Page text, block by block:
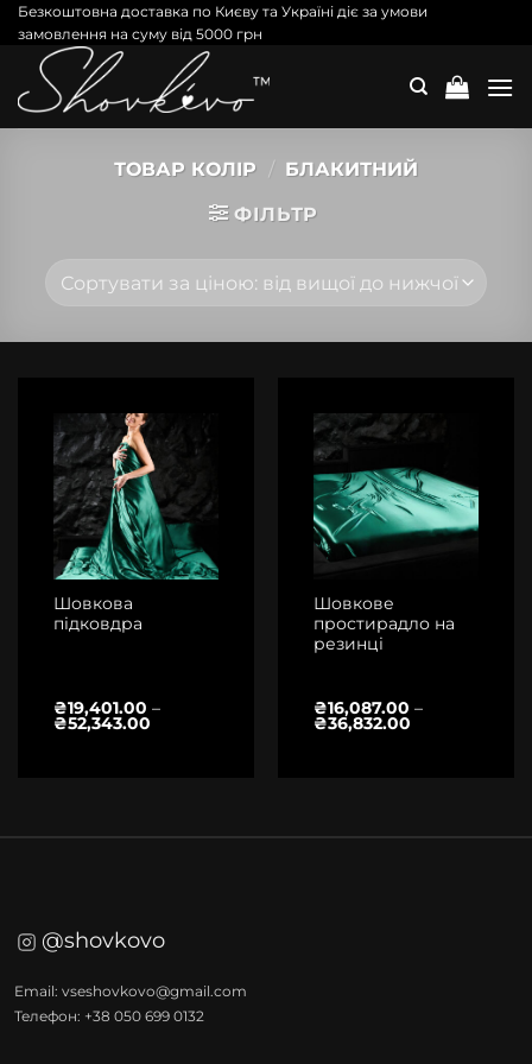
Skip
to
content
Безкоштовна доставка по Києву та Україні діє за умови
замовлення на суму від 5000 грн
ТОВАР КОЛІР / БЛАКИТНИЙ
ФІЛЬТР
Шовкова
підковдра
₴19,401.00 –
₴52,343.00Діапазон
Шовкове
простирадло на
резинці
₴16,087.00 –
₴36,832.00Діапазон
@shovkovo
Email: vseshovkovo@gmail.com
Телефон: +38 050 699 0132